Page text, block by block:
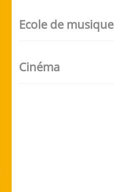
Ecole de musique
Cinéma